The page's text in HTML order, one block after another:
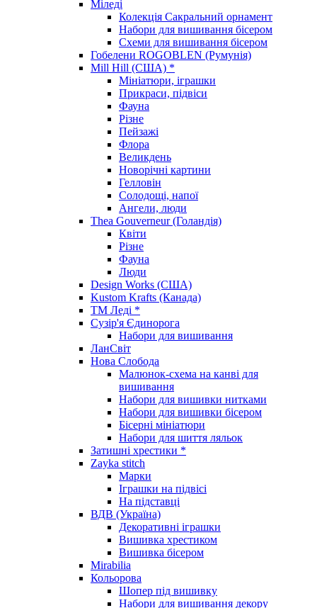
Міледі
Колекція Сакральний орнамент
Набори для вишивання бісером
Схеми для вишивання бісером
Гобелени ROGOBLEN (Румунія)
Mill Hill (США) *
Мініатюри, іграшки
Прикраси, підвіси
Фауна
Різне
Пейзажі
Флора
Великдень
Новорічні картини
Гелловін
Солодощі, напої
Ангели, люди
Thea Gouverneur (Голандія)
Квіти
Різне
Фауна
Люди
Design Works (США)
Kustom Krafts (Канада)
ТМ Леді *
Сузір'я Єдинорога
Набори для вишивання
ЛанСвіт
Нова Слобода
Малюнок-схема на канві для
вишивання
Набори для вишивки нитками
Набори для вишивки бісером
Бісерні мініатюри
Набори для шиття ляльок
Затишні хрестики *
Zayka stitch
Марки
Іграшки на підвісі
На підставці
ВДВ (Україна)
Декоративні іграшки
Вишивка хрестиком
Вишивка бісером
Mirabilia
Кольорова
Шопер під вишивку
Набори для вишивання декору